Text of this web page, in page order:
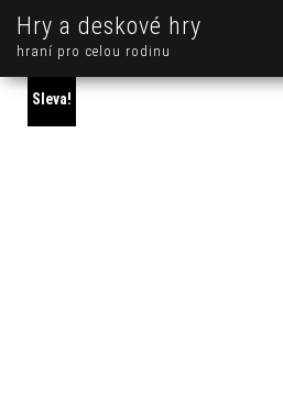
Hry a deskové hry
hraní pro celou rodinu
Sleva!